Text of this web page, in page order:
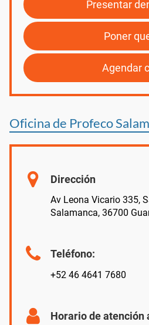
Presentar
Poner
Agendar
Oficina de Profeco
Dirección
Av Leona Vicario 335,
Salamanca, 36700
Teléfono:
+52 46 4641 7680
Horario de atención